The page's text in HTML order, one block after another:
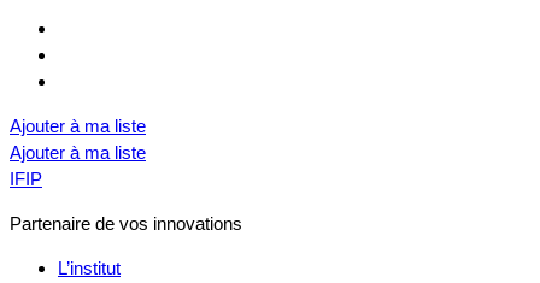
Ajouter à ma liste
Ajouter à ma liste
IFIP
Partenaire de vos innovations
L’institut